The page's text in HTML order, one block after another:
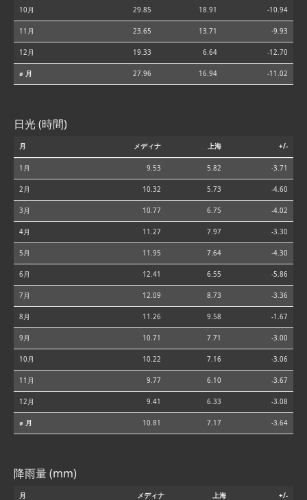
10月 29.85 18.91 -10.94
11月 23.65 13.71 -9.93
12月 19.33 6.64 -12.70
⌀ 月 27.96 16.94 -11.02
日光 (時間)
月 メディナ 上海 +/-
1月 9.53 5.82 -3.71
2月 10.32 5.73 -4.60
3月 10.77 6.75 -4.02
4月 11.27 7.97 -3.30
5月 11.95 7.64 -4.30
6月 12.41 6.55 -5.86
7月 12.09 8.73 -3.36
8月 11.26 9.58 -1.67
9月 10.71 7.71 -3.00
10月 10.22 7.16 -3.06
11月 9.77 6.10 -3.67
12月 9.41 6.33 -3.08
⌀ 月 10.81 7.17 -3.64
降雨量 (mm)
月 メディナ 上海 +/-